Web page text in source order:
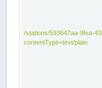
/stations/593647aa-9fea-
contentType=text/plain